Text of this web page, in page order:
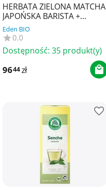
HERBATA ZIELONA MATCHA
JAPOŃSKA BARISTA +
KULINARNA
BEZGLUTENOWA BIO 100 g -
YOKO
Eden BIO
0.0
Dostępność: 35 produkt(y)
9644zł